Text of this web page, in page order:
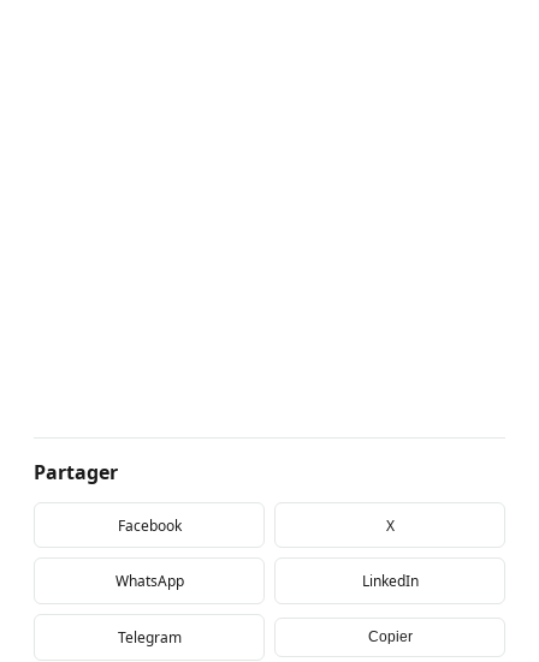
Partager
Facebook X
WhatsApp LinkedIn
Telegram Copier